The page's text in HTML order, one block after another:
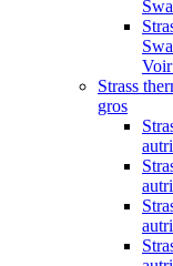
Voir
Strass
gros